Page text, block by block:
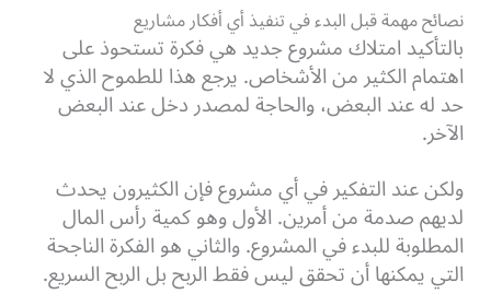
نصائح مهمة قبل البدء في تنفيذ أي أفكار مشاريع
بالتأكيد امتلاك مشروع جديد هي فكرة تستحوذ على
اهتمام الكثير من الأشخاص. يرجع هذا للطموح الذي لا
حد له عند البعض، والحاجة لمصدر دخل عند البعض
الآخر.
ولكن عند التفكير في أي مشروع فإن الكثيرون يحدث
لديهم صدمة من أمرين. الأول وهو كمية رأس المال
المطلوبة للبدء في المشروع. والثاني هو الفكرة الناجحة
التي يمكنها أن تحقق ليس فقط الربح بل الربح السريع.